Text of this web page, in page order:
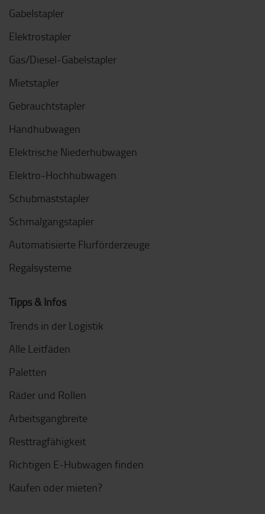
Gabelstapler
Elektrostapler
Gas/Diesel-Gabelstapler
Mietstapler
Gebrauchtstapler
Handhubwagen
Elektrische Niederhubwagen
Elektro-Hochhubwagen
Schubmaststapler
Schmalgangstapler
Automatisierte Flurförderzeuge
Regalsysteme
Tipps & Infos
Trends in der Logistik
Alle Leitfäden
Paletten
Räder und Rollen
Arbeitsgangbreite
Resttragfähigkeit
Richtigen E-Hubwagen finden
Kaufen oder mieten?